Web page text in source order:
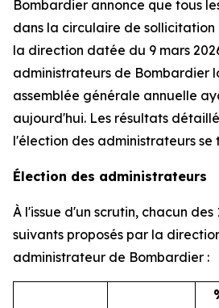
Bombardier annonce que tous
dans la circulaire de
la direction datée du 9 mars
administrateurs de Bombardier
assemblée générale annuelle
aujourd'hui. Les résultats
l'élection des administrateurs se
Élection des administrateurs
À l'issue d'un scrutin, chacun
suivants proposés par la
administrateur de Bombardier :